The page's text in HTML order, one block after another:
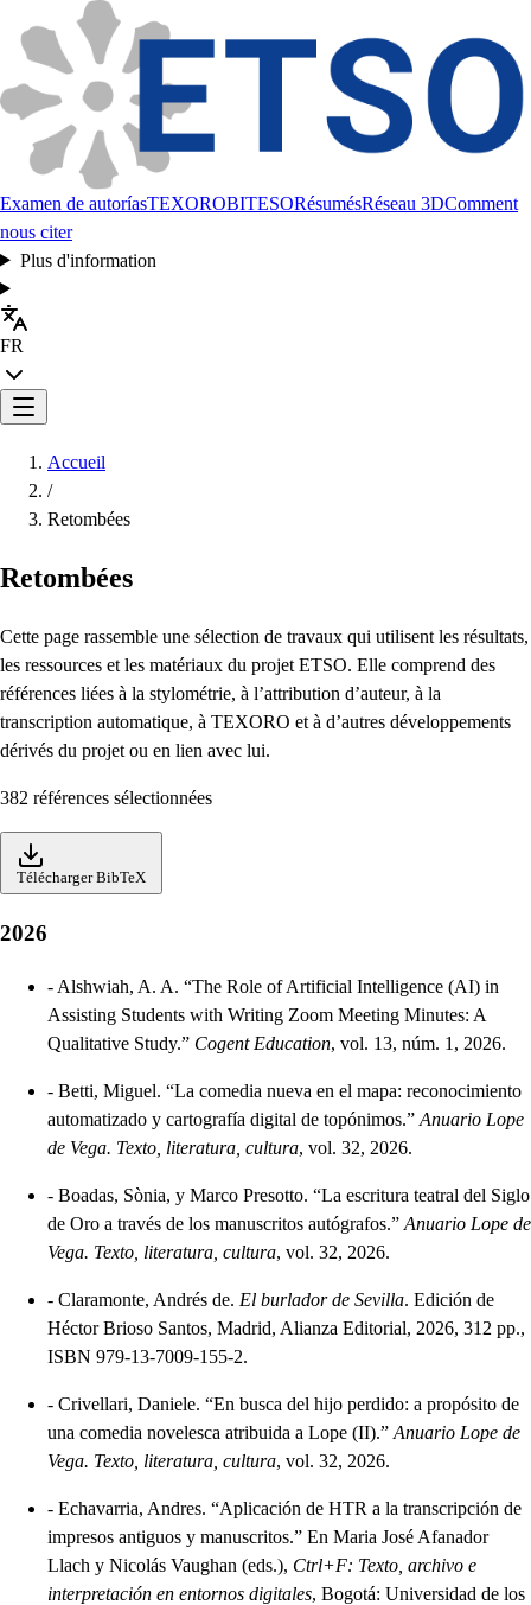
Examen de autoríasTEXOROBITESORésumésRéseau 3DComment
nous citer
Plus d'information
FR
Accueil
/
Retombées
Retombées
Cette page rassemble une sélection de travaux qui utilisent les résultats,
les ressources et les matériaux du projet ETSO. Elle comprend des
références liées à la stylométrie, à l’attribution d’auteur, à la
transcription automatique, à TEXORO et à d’autres développements
dérivés du projet ou en lien avec lui.
382 références sélectionnées
Télécharger BibTeX
2026
- Alshwiah, A. A. “The Role of Artificial Intelligence (AI) in
Assisting Students with Writing Zoom Meeting Minutes: A
Qualitative Study.” Cogent Education, vol. 13, núm. 1, 2026.
- Betti, Miguel. “La comedia nueva en el mapa: reconocimiento
automatizado y cartografía digital de topónimos.” Anuario Lope
de Vega. Texto, literatura, cultura, vol. 32, 2026.
- Boadas, Sònia, y Marco Presotto. “La escritura teatral del Siglo
de Oro a través de los manuscritos autógrafos.” Anuario Lope de
Vega. Texto, literatura, cultura, vol. 32, 2026.
- Claramonte, Andrés de. El burlador de Sevilla. Edición de
Héctor Brioso Santos, Madrid, Alianza Editorial, 2026, 312 pp.,
ISBN 979-13-7009-155-2.
- Crivellari, Daniele. “En busca del hijo perdido: a propósito de
una comedia novelesca atribuida a Lope (II).” Anuario Lope de
Vega. Texto, literatura, cultura, vol. 32, 2026.
- Echavarria, Andres. “Aplicación de HTR a la transcripción de
impresos antiguos y manuscritos.” En Maria José Afanador
Llach y Nicolás Vaughan (eds.), Ctrl+F: Texto, archivo e
interpretación en entornos digitales, Bogotá: Universidad de los